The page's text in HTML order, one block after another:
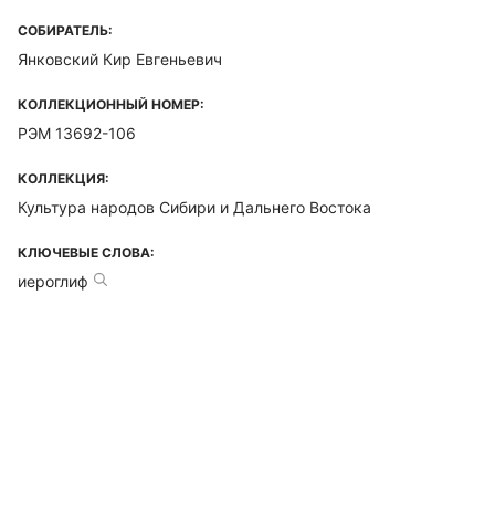
СОБИРАТЕЛЬ:
Янковский Кир Евгеньевич
КОЛЛЕКЦИОННЫЙ НОМЕР:
РЭМ 13692-106
КОЛЛЕКЦИЯ:
Культура народов Сибири и Дальнего Востока
КЛЮЧЕВЫЕ СЛОВА:
иероглиф